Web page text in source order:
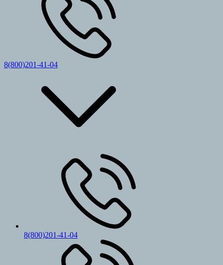
8(800)201-41-04
8(800)201-41-04